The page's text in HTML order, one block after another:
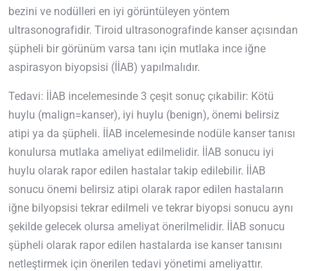
bezini ve nodülleri en iyi görüntüleyen yöntem
ultrasonografidir. Tiroid ultrasonografinde kanser açısından
şüpheli bir görünüm varsa tanı için mutlaka ince iğne
aspirasyon biyopsisi (İİAB) yapılmalıdır.
Tedavi: İİAB incelemesinde 3 çeşit sonuç çıkabilir: Kötü
huylu (malign=kanser), iyi huylu (benign), önemi belirsiz
atipi ya da şüpheli. İİAB incelemesinde nodüle kanser tanısı
konulursa mutlaka ameliyat edilmelidir. İİAB sonucu iyi
huylu olarak rapor edilen hastalar takip edilebilir. İİAB
sonucu önemi belirsiz atipi olarak rapor edilen hastaların
iğne bilyopsisi tekrar edilmeli ve tekrar biyopsi sonucu aynı
şekilde gelecek olursa ameliyat önerilmelidir. İİAB sonucu
şüpheli olarak rapor edilen hastalarda ise kanser tanısını
netleştirmek için önerilen tedavi yönetimi ameliyattır.